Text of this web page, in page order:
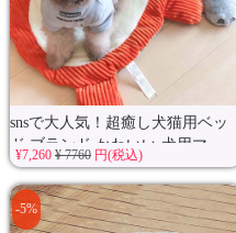
snsで大人気！超癒し犬猫用ベッ
ド ブランド かわいい 犬用マ...
¥7,260 ¥ 7760円(税込)
-5%